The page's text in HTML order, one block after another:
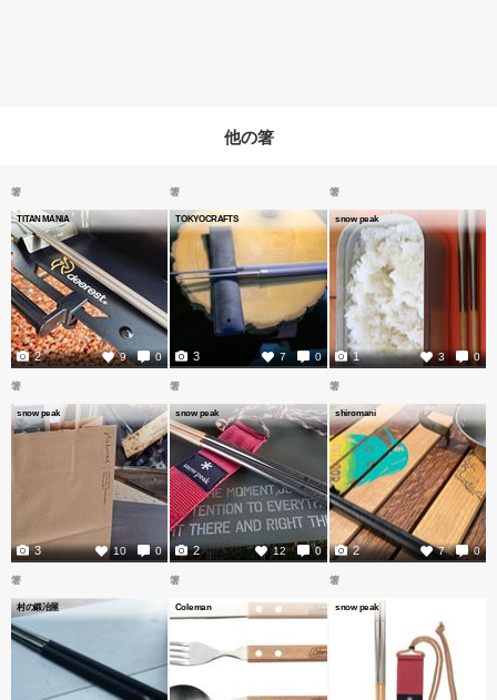
他の箸
箸
TITAN MANIA
9 0
2
箸
TOKYOCRAFTS
7 0
3
箸
snow peak
3 0
1
箸
snow peak
10 0
3
箸
snow peak
12 0
2
箸
shiromani
7 0
2
箸
村の鍛冶屋
箸
Coleman
箸
snow peak